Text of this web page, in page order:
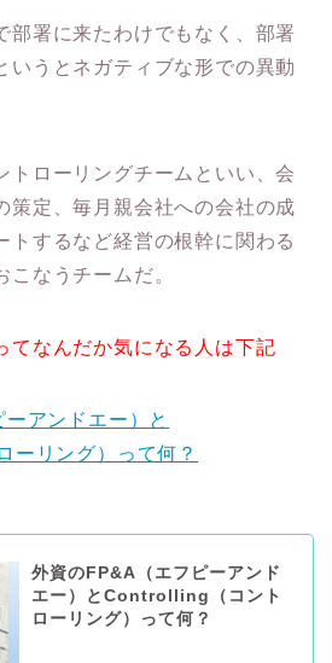
部署に来たわけでもなく、部署
いうとネガティブな形での異動
トローリングチームといい、会
策定、毎月親会社への会社の成
トするなど経営の根幹に関わる
なうチームだ。
てなんだか気になる人は下記
アンドエー）と
ーリング）って何？
外資のFP&A（エフピーアンド
エー）とControlling（コント
ローリング）って何？